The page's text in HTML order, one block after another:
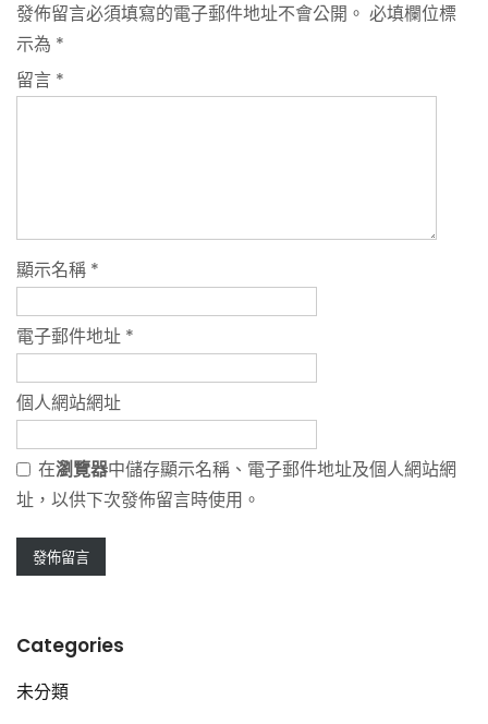
發佈留言必須填寫的電子郵件地址不會公開。 必填欄位標
示為 *
留言 *
顯示名稱 *
電子郵件地址 *
個人網站網址
在瀏覽器中儲存顯示名稱、電子郵件地址及個人網站網
址，以供下次發佈留言時使用。
Categories
未分類